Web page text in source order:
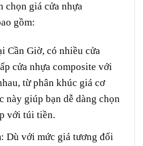
chọn giá cửa nhựa
gồm:
Cần Giờ, có nhiều cửa
cửa nhựa composite với
từ phân khúc giá cơ
này giúp bạn dễ dàng chọn
với túi tiền.
: Dù với mức giá tương đối